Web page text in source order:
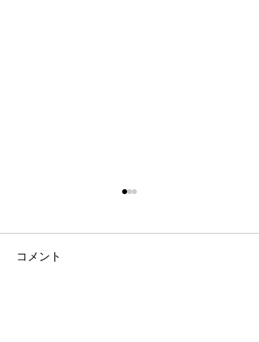
コメント